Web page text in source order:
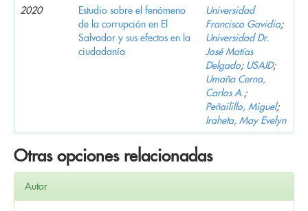
2020
Estudio sobre el fenómeno
de la corrupción en El
Salvador y sus efectos en la
ciudadanía
Universidad
Francisco Gavidia;
Universidad Dr.
José Matías
Delgado; USAID;
Umaña Cerna,
Carlos A.;
Peñailillo, Miguel;
Iraheta, May Evelyn
Otras opciones relacionadas
Autor